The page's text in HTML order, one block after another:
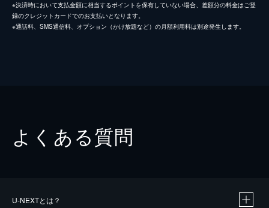
※決済時において支払金額に相当するポイントを保有していない場合、差額分の料金はご登
録のクレジットカードでのお支払いとなります。
※通話料、SMS通信料、オプション（かけ放題など）の月額利用料は別途発生します。
よくある質問
U-NEXTとは？